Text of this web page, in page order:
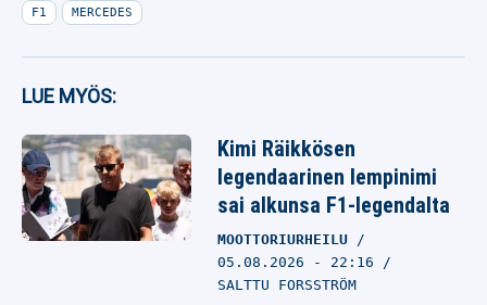
F1 MERCEDES
LUE MYÖS:
Kimi Räikkösen
legendaarinen lempinimi
sai alkunsa F1-legendalta
MOOTTORIURHEILU
05.08.2026 - 22:16
SALTTU FORSSTRÖM